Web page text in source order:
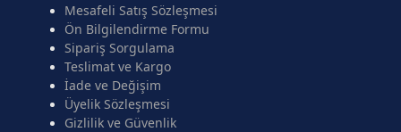
Mesafeli Satış Sözleşmesi
Ön Bilgilendirme Formu
Sipariş Sorgulama
Teslimat ve Kargo
İade ve Değişim
Üyelik Sözleşmesi
Gizlilik ve Güvenlik